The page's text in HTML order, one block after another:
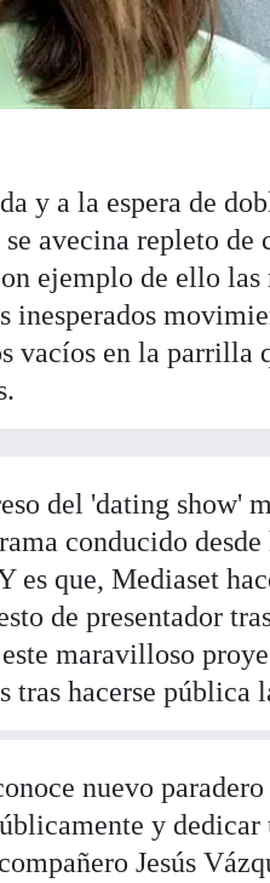
y a la espera de
avecina repleto de
ejemplo de ello las
inesperados
vacíos en la parrilla
del 'dating show'
conducido desde
que, Mediaset
de presentador
maravilloso
tras hacerse pública
nuevo
y dedicar
Jesús